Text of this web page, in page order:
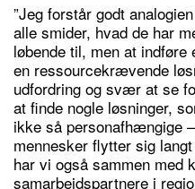
”Jeg forstår godt
alle smider, hvad de har
løbende til, men at
en ressourcekrævende
udfordring og svær at se
at finde nogle løsninger,
ikke så personafhængige
mennesker flytter sig
har vi også sammen med
samarbejdspartnere i